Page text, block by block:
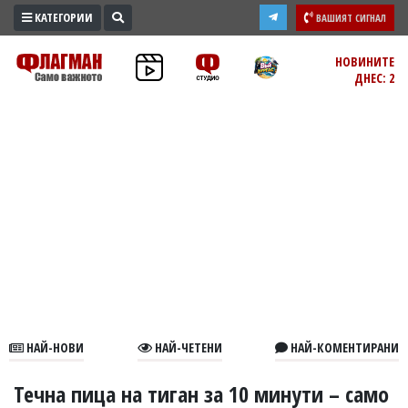
ПРОМО
ЗОНА
В
КАТЕГОРИИ ВАШИЯТ СИГНАЛ
НОВИНИТЕ
ДНЕС: 2
НАЙ-НОВИ НАЙ-ЧЕТЕНИ НАЙ-КОМЕНТИРАНИ
Течна пица на тиган за 10 минути – само